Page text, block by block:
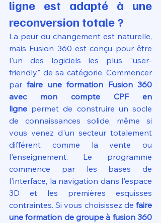
ligne est adapté à une
reconversion totale ?
La peur du changement est naturelle,
mais Fusion 360 est conçu pour être
l'un des logiciels les plus "user-
friendly" de sa catégorie. Commencer
par faire une formation Fusion 360
avec mon compte CPF en
ligne permet de construire un socle
de connaissances solide, même si
vous venez d'un secteur totalement
différent comme la vente ou
l'enseignement. Le programme
commence par les bases de
l'interface, la navigation dans l'espace
3D et les premières esquisses
contraintes. Si vous choisissez de faire
une formation de groupe à fusion 360